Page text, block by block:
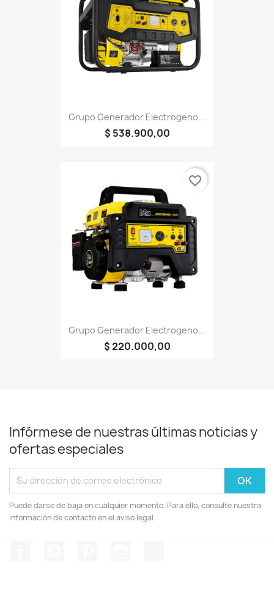
Grupo Generador Electrogeno...
$ 538.900,00
Grupo Generador Electrogeno...
$ 220.000,00
favorite_border
Infórmese de nuestras últimas noticias y
ofertas especiales
Puede darse de baja en cualquier momento. Para ello, consulte nuestra
información de contacto en el aviso legal.